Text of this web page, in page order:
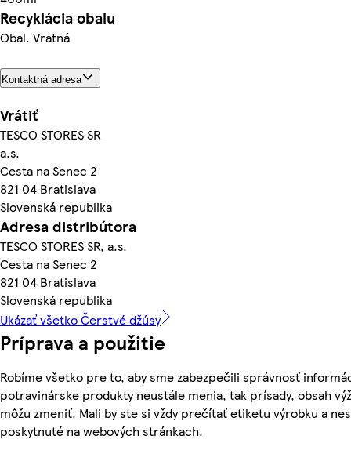
Recyklácia obalu
Obal. Vratná
Kontaktná adresa
Vrátiť
TESCO STORES SR
a.s.
Cesta na Senec 2
821 04 Bratislava
Slovenská republika
Adresa distribútora
TESCO STORES SR, a.s.
Cesta na Senec 2
821 04 Bratislava
Slovenská republika
Ukázať všetko Čerstvé džúsy
Príprava a použitie
Robíme všetko pre to, aby sme zabezpečili správnosť
potravinárske produkty neustále menia, tak prísady, obsah
môžu zmeniť. Mali by ste si vždy prečítať etiketu výrobku a
poskytnuté na webových stránkach.